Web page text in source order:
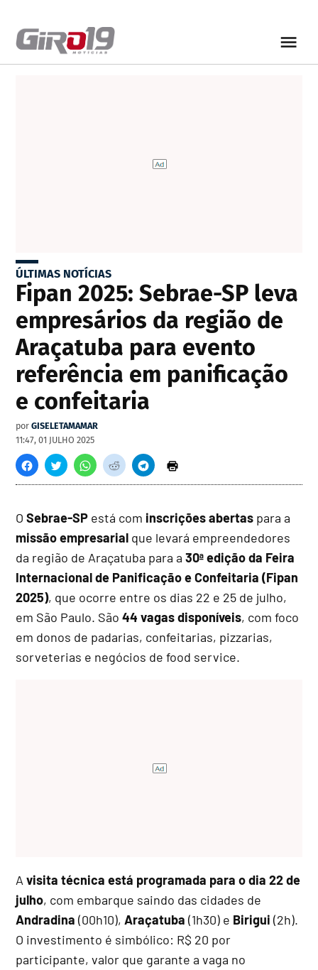
ÚLTIMAS NOTÍCIAS
Fipan 2025: Sebrae-SP leva
empresários da região de
Araçatuba para evento
referência em panificação
e confeitaria
por GISELETAMAMAR
11:47, 01 JULHO 2025
OSebrae-SP está com inscrições abertas para a
missão empresarial que levará empreendedores
da região de Araçatuba para a30ª edição da Feira
Internacional de Panificação e Confeitaria (Fipan
2025), que ocorre entre os dias 22 e 25 de julho,
em São Paulo. São44 vagas disponíveis, com foco
em donos de padarias, confeitarias, pizzarias,
sorveterias e negócios de food service.
Avisita técnica está programada para o dia 22 de
julho, com embarque saindo das cidades de
Andradina (00h10),Araçatuba (1h30) e Birigui (2h).
O investimento é simbólico: R$ 20 por
participante, valor que garante a vaga no